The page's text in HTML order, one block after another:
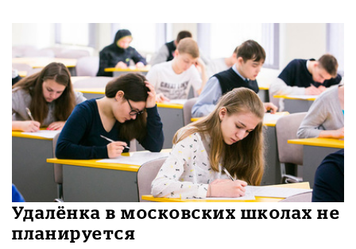
Удалёнка в московских школах не
планируется